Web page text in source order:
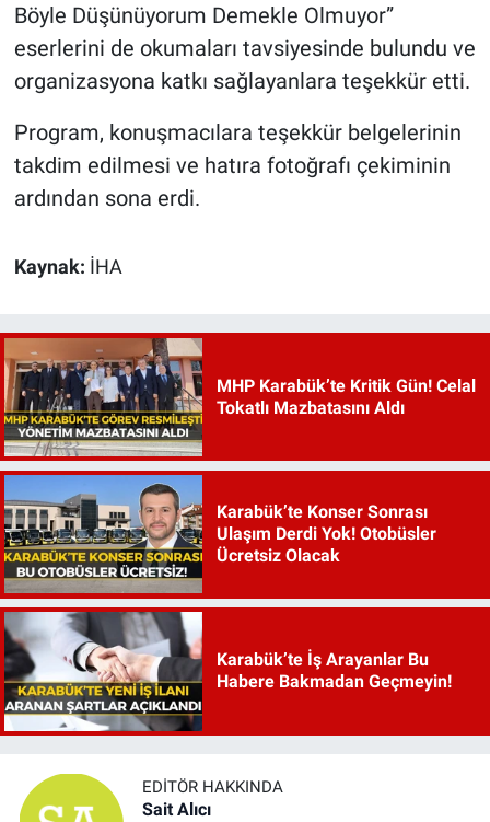
Böyle Düşünüyorum Demekle Olmuyor”
eserlerini de okumaları tavsiyesinde bulundu ve
organizasyona katkı sağlayanlara teşekkür etti.
Program, konuşmacılara teşekkür belgelerinin
takdim edilmesi ve hatıra fotoğrafı çekiminin
ardından sona erdi.
Kaynak: İHA
MHP Karabük’te Kritik Gün! Celal
Tokatlı Mazbatasını Aldı
Karabük’te Konser Sonrası
Ulaşım Derdi Yok! Otobüsler
Ücretsiz Olacak
Karabük’te İş Arayanlar Bu
Habere Bakmadan Geçmeyin!
EDITÖR HAKKINDA
Sait Alıcı